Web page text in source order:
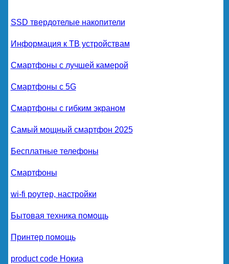
SSD твердотелые накопители
Информация к ТВ устройствам
Смартфоны с лучшей камерой
Смартфоны с 5G
Смартфоны с гибким экраном
Самый мощный смартфон 2025
Бесплатные телефоны
Смартфоны
wi-fi роутер, настройки
Бытовая техника помощь
Принтер помощь
product code Нокиа